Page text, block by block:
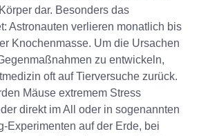
dar. Besonders das
Astronauten verlieren monatlich bis
Knochenmasse. Um die Ursachen
zu entwickeln,
oft auf Tierversuche zurück.
Mäuse extremem Stress
direkt im All oder in sogenannten
Experimenten auf der Erde, bei